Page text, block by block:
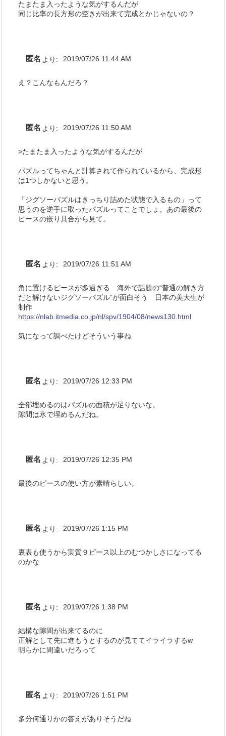
たまたま入ったような気がするんだが
同じ比率の長方形の空きが出来て完成とかじゃないの？
匿名 より: 2019/07/26 11:44 AM
え？こんなもんだろ？
匿名 より: 2019/07/26 11:50 AM
>たまたま入ったような気がするんだが
パズルってちゃんと計算されて作られているから、完成形
は1つしかないと思う。
「ジグソーパズルはきっちり詰めた状態で入るもの」って
思うのを逆手に取ったパズルってことでしょ。あの最後の
ピースの嵌り具合から見て。
匿名 より: 2019/07/26 11:51 AM
角に置けるピースが多過ぎる 海外で話題の“普通の解き方
だと解けないジグソーパズル”が面白そう 日本の美大生が
制作
https://nlab.itmedia.co.jp/nl/spv/1904/08/news130.html
気になって調べたけどそういう事ね
匿名 より: 2019/07/26 12:33 PM
全部埋めるのはパズルの面積が足りないな。
隙間は氷で埋めるんだね。
匿名 より: 2019/07/26 12:35 PM
最後のピースの使い方が素晴らしい。
匿名 より: 2019/07/26 1:15 PM
裏表も使うから実質９ピース以上のむつかしさになってる
のかな
匿名 より: 2019/07/26 1:38 PM
結構な隙間が出来てるのに
正解として先に進もうとするのが見ててイライラするw
明らかに間違いだろって
匿名 より: 2019/07/26 1:51 PM
多分何通りかの答えがありそうだね